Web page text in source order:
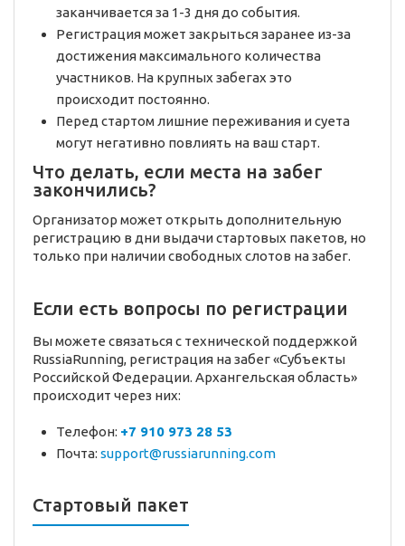
заканчивается за 1-3 дня до события.
Регистрация может закрыться заранее из-за
достижения максимального количества
участников. На крупных забегах это
происходит постоянно.
Перед стартом лишние переживания и суета
могут негативно повлиять на ваш старт.
Что делать, если места на забег
закончились?
Организатор может открыть дополнительную
регистрацию в дни выдачи стартовых пакетов, но
только при наличии свободных слотов на забег.
Если есть вопросы по регистрации
Вы можете связаться с технической поддержкой
RussiaRunning, регистрация на забег «Субъекты
Российской Федерации. Архангельская область»
происходит через них:
Телефон: +7 910 973 28 53
Почта: support@russiarunning.com
Стартовый пакет